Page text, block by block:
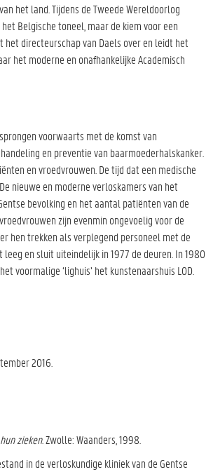
het land. Tijdens de Tweede Wereldoorlog
Belgische toneel, maar de kiem voor een
het directeurschap van Daels over en leidt het
het moderne en onafhankelijke Academisch
voorwaarts met de komst van
en preventie van baarmoederhalskanker.
en vroedvrouwen. De tijd dat een medische
nieuwe en moderne verloskamers van het
bevolking en het aantal patiënten van de
zijn evenmin ongevoelig voor de
hen trekken als verplegend personeel met de
en sluit uiteindelijk in 1977 de deuren. In 1980
voormalige ‘lighuis’ het kunstenaarshuis LOD.
2016.
zieken. Zwolle: Waanders, 1998.
in de verloskundige kliniek van de Gentse